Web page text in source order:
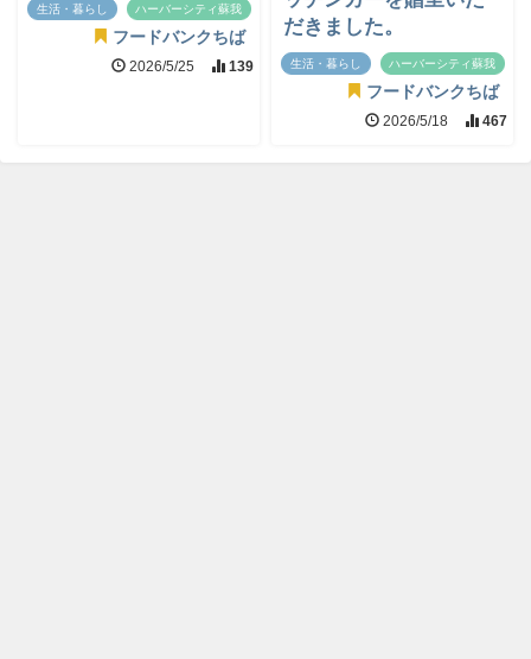
生活・暮らし ハーバーシティ蘇我
フードバンクちば
2026/5/25 139
だきました。
生活・暮らし ハーバーシティ蘇我
フードバンクちば
2026/5/18 467